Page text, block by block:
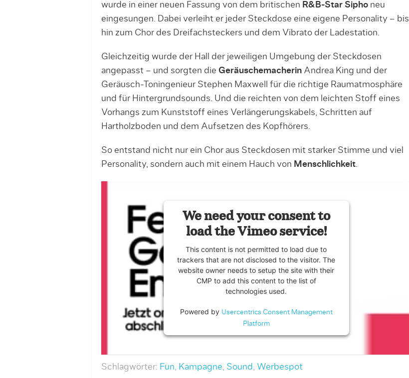
wurde in einer neuen Fassung von dem britischen R&B-Star Siphoneu
eingesungen. Dabei verleiht er jeder Steckdose eine eigene Personality – bis
hin zum Chor des Dreifachsteckers und dem Vibrato der Ladestation.
Gleichzeitig wurde der Hall der jeweiligen Umgebung der Steckdosen
angepasst – und sorgten die GeräuschemacherinAndrea King und der
Geräusch-Toningenieur Stephen Maxwell für die richtige Raumatmosphäre
und für Hintergrundsounds. Und die reichten von dem leichten Stoff eines
Vorhangs zum Kunststoff eines Verlängerungskabels, Schritten auf
Hartholzboden und dem Aufsetzen des Kopfhörers.
So entstand nicht nur ein Chor aus Steckdosen mit starker Stimme und viel
Personality, sondern auch mit einem Hauch von Menschlichkeit.
We need your consent to
load the Vimeo service!
This content is not permitted to load due to
trackers that are not disclosed to the visitor. The
website owner needs to setup the site with their
CMP to add this content to the list of
technologies used.
Powered by Usercentrics Consent Management
Platform
Schlagwörter: Fun, Kampagne, Sound, Werbespot